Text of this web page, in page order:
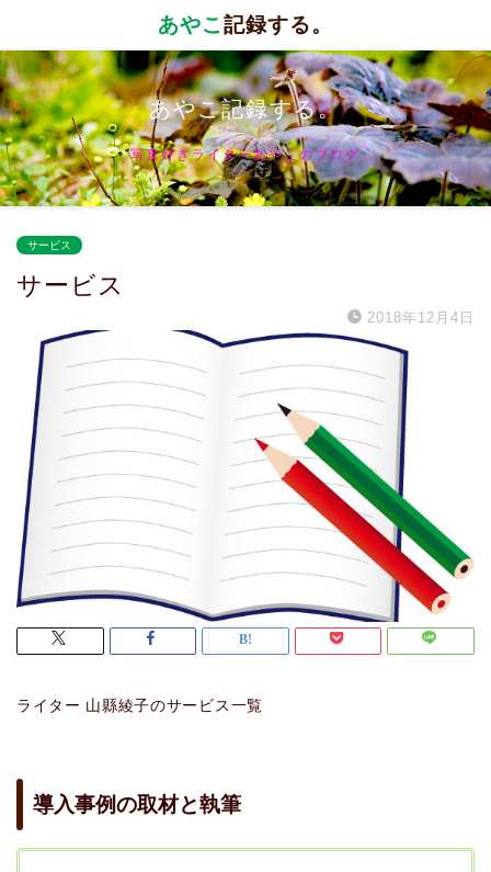
あやこ記録する。
あやこ記録する。
写真好きライターあやこのブログ
サービス
サービス
2018年12月4日
ライター 山縣綾子のサービス一覧
導入事例の取材と執筆